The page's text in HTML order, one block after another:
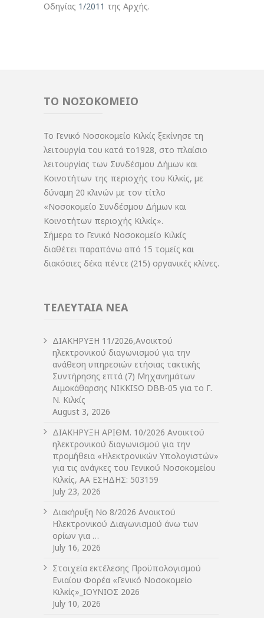
Οδηγίας 1/2011 της Αρχής.
ΤΟ ΝΟΣΟΚΟΜΕΙΟ
Το Γενικό Νοσοκομείο Κιλκίς ξεκίνησε τη
λειτουργία του κατά το1928, στο πλαίσιο
λειτουργίας των Συνδέσμου Δήμων και
Κοινοτήτων της περιοχής του Κιλκίς, με
δύναμη 20 κλινών με τον τίτλο
«Νοσοκομείο Συνδέσμου Δήμων και
Κοινοτήτων περιοχής Κιλκίς».
Σήμερα το Γενικό Νοσοκομείο Κιλκίς
διαθέτει παραπάνω από 15 τομείς και
διακόσιες δέκα πέντε (215) οργανικές κλίνες.
ΤΕΛΕΥΤΑΙΑ ΝΕΑ
ΔIΑΚΗΡΥΞΗ 11/2026,Ανοικτού
ηλεκτρονικού διαγωνισμού για την
ανάθεση υπηρεσιών ετήσιας τακτικής
Συντήρησης επτά (7) Μηχανημάτων
Αιμοκάθαρσης NIKKISO DBB-05 για το Γ.
Ν. Κιλκίς
August 3, 2026
ΔIΑΚΗΡΥΞΗ ΑΡIΘΜ. 10/2026 Ανοικτού
ηλεκτρονικού διαγωνισμού για την
προμήθεια «Ηλεκτρονικών Υπολογιστών»
για τις ανάγκες του Γενικού Νοσοκομείου
Κιλκίς, ΑΑ ΕΣΗΔΗΣ: 503159
July 23, 2026
Διακήρυξη Νο 8/2026 Ανοικτού
Ηλεκτρονικού Διαγωνισμού άνω των
ορίων για …
July 16, 2026
Στοιχεία εκτέλεσης Προϋπολογισμού
Ενιαίου Φορέα «Γενικό Νοσοκομείο
Κιλκίς»_ΙΟΥΝΙΟΣ 2026
July 10, 2026